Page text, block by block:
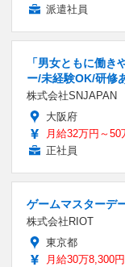
派遣社員
「男女ともに働き
ー/未経験OK/研修
株式会社SNJAPAN
大阪府
月給32万円～50
正社員
ゲームマスターデ
株式会社RIOT
東京都
月給30万8,300